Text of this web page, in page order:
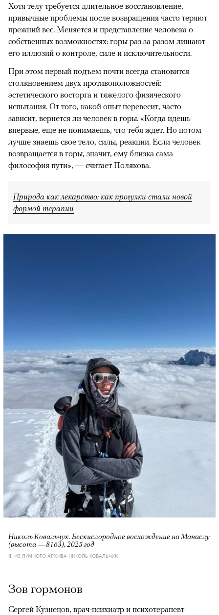
Хотя телу требуется длительное восстановление,
привычные проблемы после возвращения часто теряют
прежний вес. Меняется и представление человека о
собственных возможностях: горы раз за разом лишают
его иллюзий о контроле, силе и исключительности.
При этом первый подъем почти всегда становится
столкновением двух противоположностей:
эстетического восторга и тяжелого физического
испытания. От того, какой опыт перевесит, часто
зависит, вернется ли человек в горы. «Когда идешь
впервые, еще не понимаешь, что тебя ждет. Но потом
лучше знаешь свое тело, силы, реакции. Если человек
возвращается в горы, значит, ему близка сама
философия пути», — считает Полякова.
Природа как лекарство: как прогулки стали новой
формой терапии
Николь Ковальчук. Бескислородное восхождение на Манаслу
(высота — 8163), 2025 год
© ИЗ ЛИЧНОГО АРХИВА НИКОЛЬ КОВАЛЬЧУК
Зов гормонов
Сергей Кузнецов, врач-психиатр и психотерапевт